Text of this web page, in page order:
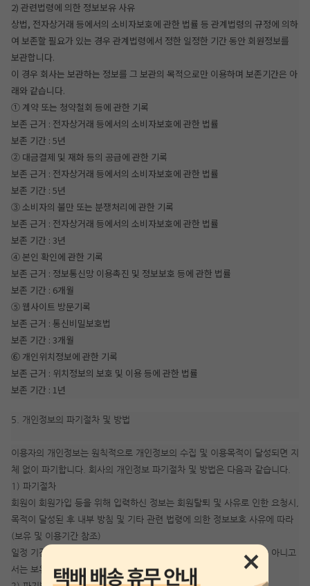
2) 관련법령에 의한 정보보유 사유
상법, 전자상거래 등에서의 소비자보호에 관한 법률 등 관계법령의 규정에 의하
여 보존할 필요가 있는 경우 관계법령에서 정한 일정한 기간 동안 회원정보를
보관합니다.
이 경우 회사는 보관하는 정보를 그 보관의 목적으로만 이용하며 보존기간은 아
래와 같습니다.
① 계약 또는 청약철회 등에 관한 기록
보존 근거 : 전자상거래 등에서의 소비자보호에 관한 법률
보존 기간 : 5년
② 대금결제 및 재화 등의 공급에 관한 기록
보존 근거 : 전자상거래 등에서의 소비자보호에 관한 법률
보존 기간 : 5년
③ 소비자의 불만 또는 분쟁처리에 관한 기록
보존 근거 : 전자상거래 등에서의 소비자보호에 관한 법률
보존 기간 : 3년
④ 본인 확인에 관한 기록
보존 근거 : 정보통신망 이용촉진 및 정보보호 등에 관한 법률
보존 기간 : 6개월
⑤ 웹사이트 방문기록
보존 근거 : 통신비밀보호법
보존 기간 : 3개월
⑥ 개인위치정보에 관한 기록
보존 근거 : 위치정보의 보호 및 이용 등에 관한 법률
보존 기간 : 1년
5. 개인정보의 파기절차 및 방법
이용자의 개인정보는 원칙적으로 개인정보의 수집 및 이용목적이 달성되면 지
체 없이 파기합니다. 회사의 개인정보 파기절차 및 방법은 다음과 같습니다.
1) 파기절차
회원이 회원가입 등을 위해 입력하신 정보는 회원탈퇴 및 사유로 인한 요청시,
목적이 달성된 후 내부 방침 및 기타 관련 법령에 의한 정보보호 사유에 따라
(보유 및 이용기간 참조)
일정 기간 저장된 후 파기되어집니다. 개인정보는 법률에 의한 경우가 아니고
서는 보유되어지는 이외의 다른 목적으로 이용되지 않습니다.